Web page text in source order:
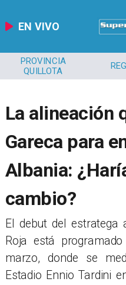
EN VIVO
PROVINCIA
QUILLOTA
La alineación
Gareca para
Albania:
cambio?
El debut del estratega
Roja está
marzo, donde se
Estadio Ennio Tardini